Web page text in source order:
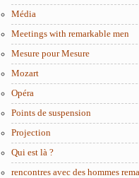
Média
Meetings with remarkable men
Mesure pour Mesure
Mozart
Opéra
Points de suspension
Projection
Qui est là ?
rencontres avec des hommes